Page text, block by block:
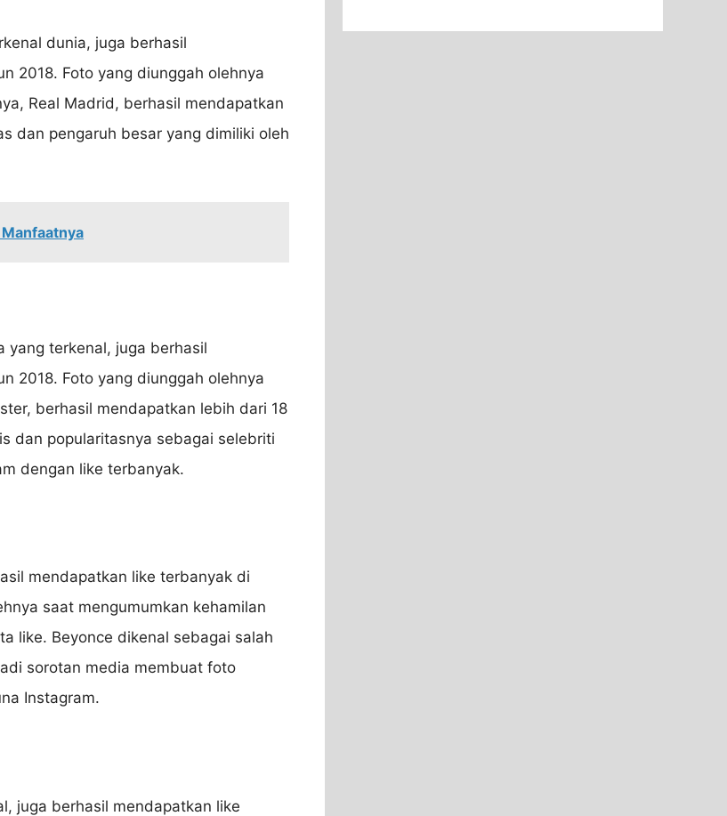
dunia, juga berhasil
2018. Foto yang diunggah olehnya
Real Madrid, berhasil mendapatkan
dan pengaruh besar yang dimiliki oleh
Manfaatnya
yang terkenal, juga berhasil
2018. Foto yang diunggah olehnya
berhasil mendapatkan lebih dari 18
dan popularitasnya sebagai selebriti
dengan like terbanyak.
mendapatkan like terbanyak di
saat mengumumkan kehamilan
like. Beyonce dikenal sebagai salah
sorotan media membuat foto
Instagram.
juga berhasil mendapatkan like